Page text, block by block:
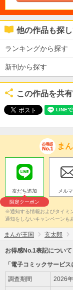
他の作品も探
ランキングから探す
新刊から探す
この作品を共
ま
友だち追加
限定クーポン
メル
※通知する情報およびタイミ
通知をしないキャンペーンも
まんが王国 玄太郎
お得感No.1表記について
「電子コミックサービ
調査期間 2026